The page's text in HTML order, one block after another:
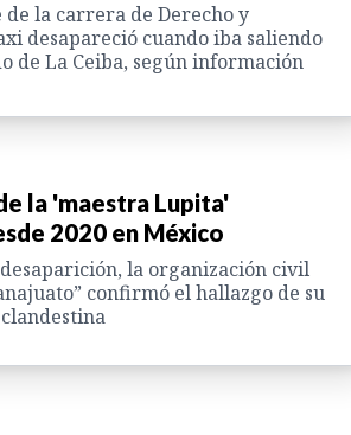
la carrera de Derecho y
desapareció cuando iba saliendo
de La Ceiba, según información
la 'maestra Lupita'
2020 en México
la organización civil
confirmó el hallazgo de su